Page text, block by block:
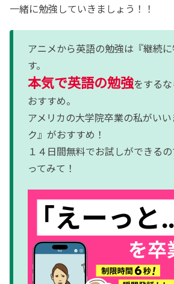
一緒に勉強していきましょう！！
アニメから英語の勉強は『継続
す。
本気で英語の勉強をする
おすすめ。
アメリカの大学院卒業の私がい
ク』がおすすめ！
１４日間無料でお試しができる
ってみて！